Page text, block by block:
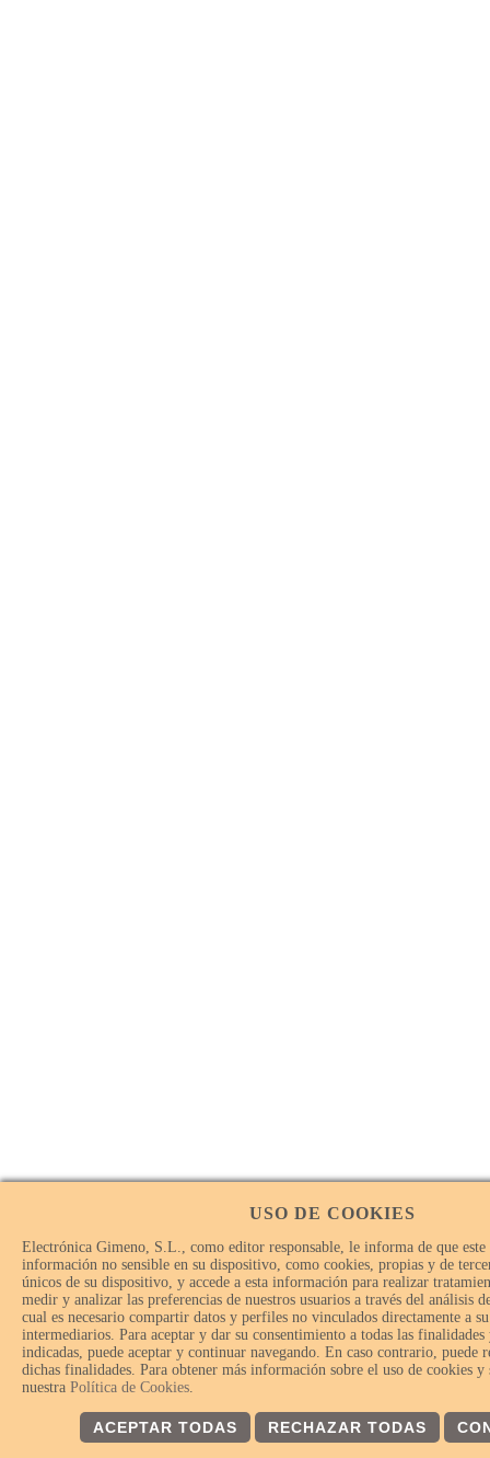
USO DE COOKIES
Electrónica Gimeno, S.L., como editor responsable, le informa de que este
información no sensible en su dispositivo, como cookies, propias y de
únicos de su dispositivo, y accede a esta información para realizar
medir y analizar las preferencias de nuestros usuarios a través del análisis
cual es necesario compartir datos y perfiles no vinculados directamente a
intermediarios. Para aceptar y dar su consentimiento a todas las
indicadas, puede aceptar y continuar navegando. En caso contrario, puede
dichas finalidades. Para obtener más información sobre el uso de cookies y
nuestra Política de Cookies.
ACEPTAR TODAS RECHAZAR TODAS